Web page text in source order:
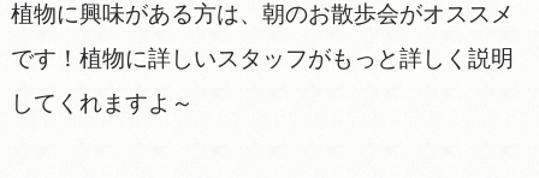
植物に興味がある方は、朝のお散歩会がオススメ
です！植物に詳しいスタッフがもっと詳しく説明
してくれますよ～